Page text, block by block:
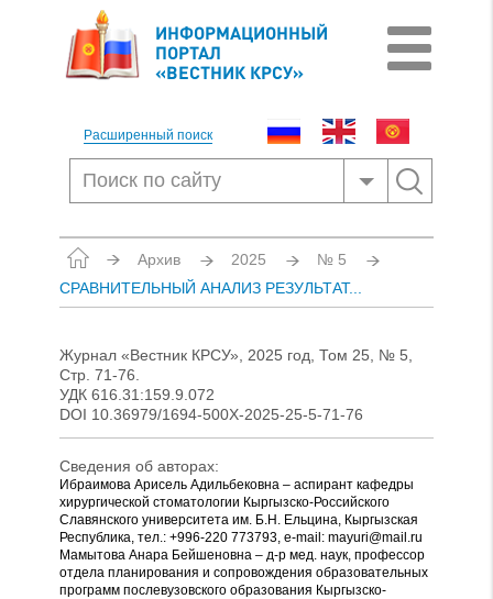
ИНФОРМАЦИОННЫЙ
ПОРТАЛ
«ВЕСТНИК КРСУ»
Расширенный поиск
Архив 2025
№ 5
СРАВНИТЕЛЬНЫЙ АНАЛИЗ РЕЗУЛЬТАТ...
Журнал «Вестник КРСУ», 2025 год, Том 25, № 5,
Стр. 71-76.
УДК 616.31:159.9.072
DOI 10.36979/1694-500X-2025-25-5-71-76
Сведения об авторах:
Ибраимова Арисель Адильбековна – аспирант кафедры
хирургической стоматологии Кыргызско-Российского
Славянского университета им. Б.Н. Ельцина, Кыргызская
Республика, тел.: +996-220 773793, e-mail: mayuri@mail.ru
Мамытова Анара Бейшеновна – д-р мед. наук, профессор
отдела планирования и сопровождения образовательных
программ послевузовского образования Кыргызско-